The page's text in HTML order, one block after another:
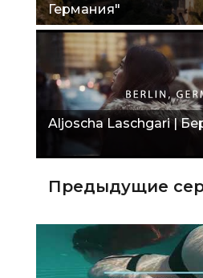
Германия"
Aljoscha Laschgari |
Предыдущие